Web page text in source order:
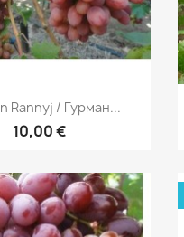
Pikakatselu
Rannyj / Гурман...
10,00 €